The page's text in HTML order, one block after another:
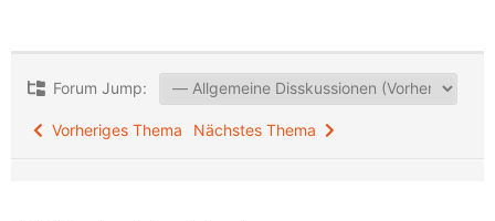
Forum Jump:
Vorheriges Thema Nächstes Thema